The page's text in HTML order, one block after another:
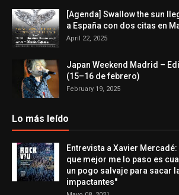
[Agenda] Swallow the sun
a España con dos citas en
April 22, 2025
Japan Weekend Madrid –
(15–16 de febrero)
February 19, 2025
Lo más leído
Entrevista a Xavier
que mejor me lo paso es
un pogo salvaje para sacar
impactantes"